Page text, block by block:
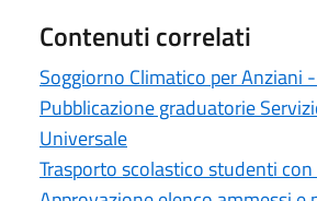
Contenuti correlati
Soggiorno Climatico per Anziani
Pubblicazione graduatorie
Universale
Trasporto scolastico studenti